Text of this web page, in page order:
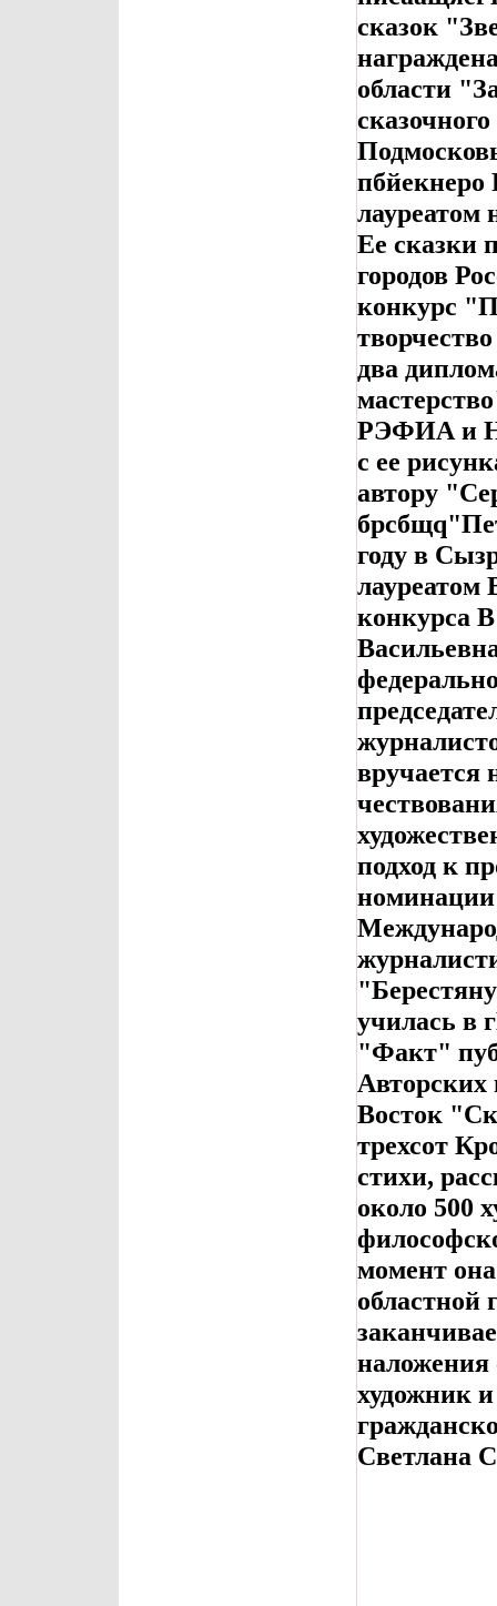
сказок
области
пбйекнеро
лауреатом
Ее сказки
городов
конкурс
два
РЭФИА и
с ее
автору
году в
лауреатом
конкурса
вручается
подход к
номинации
училась в
"Факт"
Авторских
Восток
трехсот
стихи,
около 500
момент
художник
Светлана